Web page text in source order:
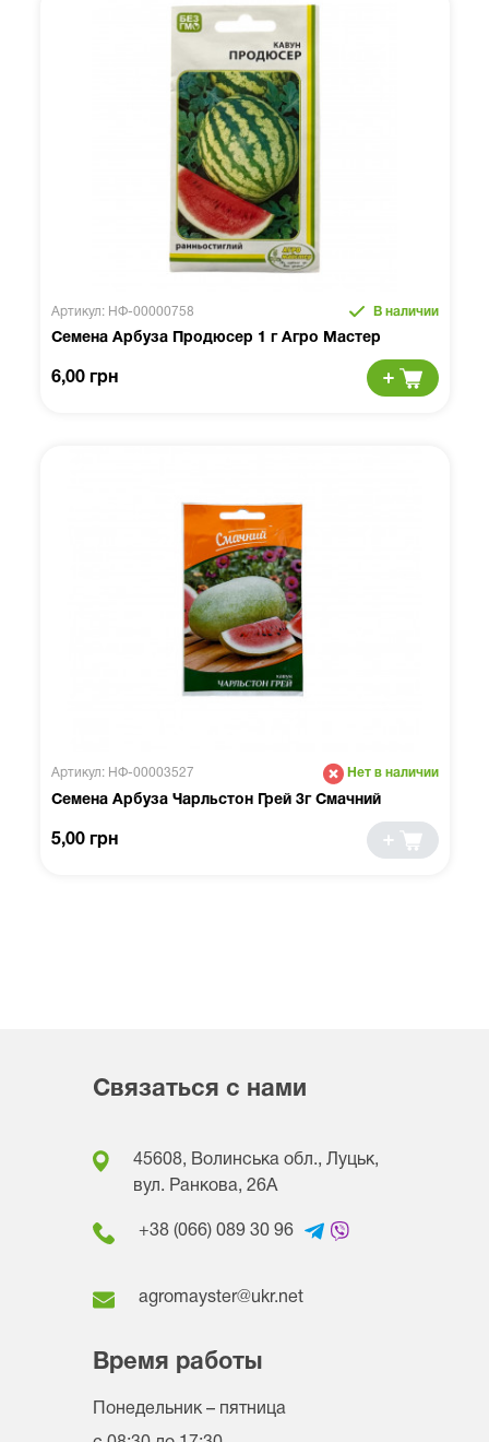
Артикул: НФ-00000758 В наличии
Семена Арбуза Продюсер 1 г Агро Мастер
6,00 грн
Артикул: НФ-00003527 Нет в наличии
Семена Арбуза Чарльстон Грей 3г Смачний
5,00 грн
Связаться с нами
45608, Волинська обл., Луцьк,
вул. Ранкова, 26A
+38 (066) 089 30 96
agromayster@ukr.net
Время работы
Понедельник – пятница